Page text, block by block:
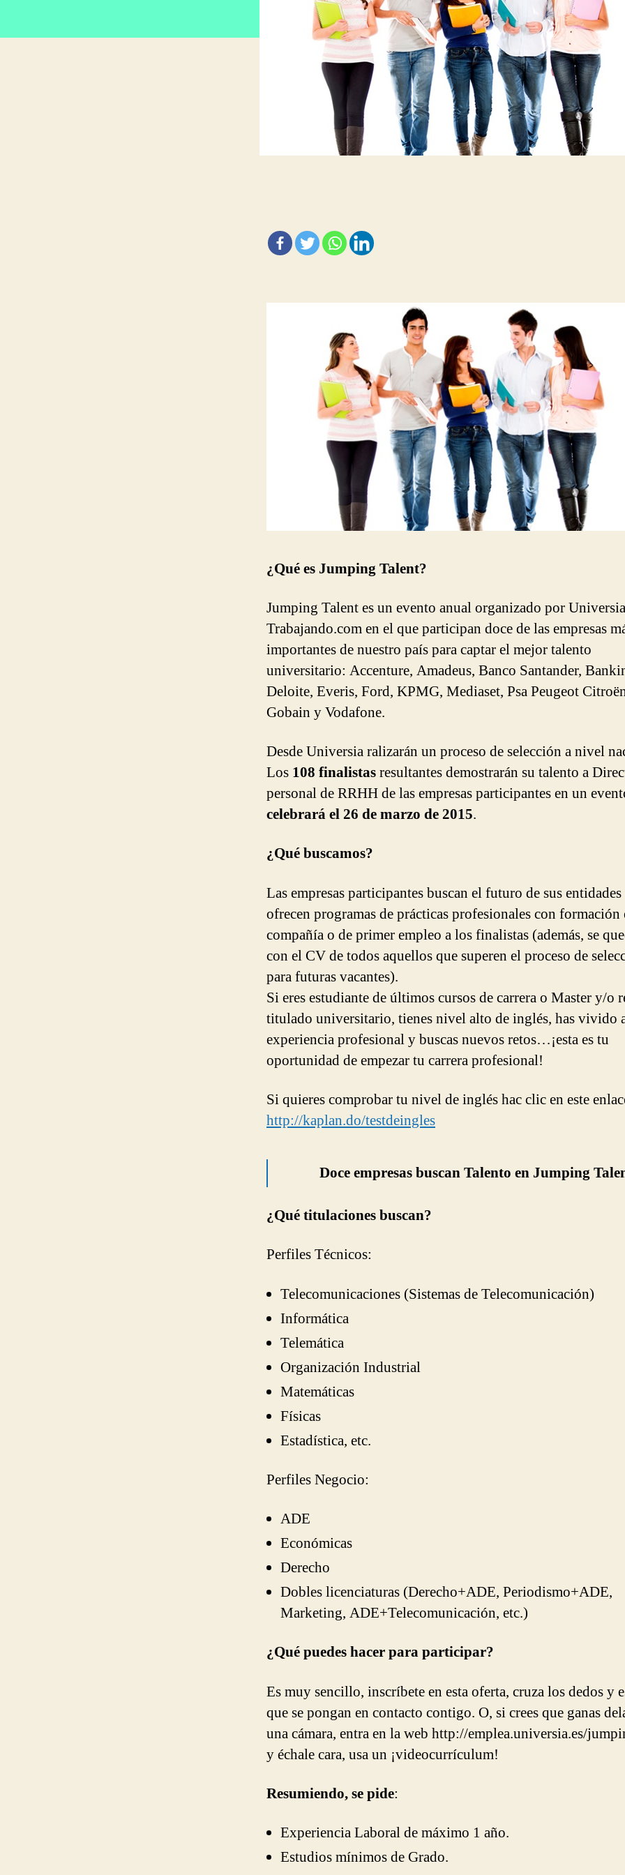
¿Qué es Jumping Talent?
Jumping Talent es un evento anual organizado por
Trabajando.com en el que participan doce de las empresas
importantes de nuestro país para captar el mejor talento
universitario: Accenture, Amadeus, Banco Santander,
Deloite, Everis, Ford, KPMG, Mediaset, Psa Peugeot
Gobain y Vodafone.
Desde Universia ralizarán un proceso de selección a nivel
Los 108 finalistasresultantes demostrarán su talento a
personal de RRHH de las empresas participantes en un
celebrará el 26 de marzo de 2015.
¿Qué buscamos?
Las empresas participantes buscan el futuro de sus
ofrecen programas de prácticas profesionales con formación
compañía o de primer empleo a los finalistas (además, se
con el CV de todos aquellos que superen el proceso de
para futuras vacantes).
Si eres estudiante de últimos cursos de carrera o Master y/o
titulado universitario, tienes nivel alto de inglés, has vivido
experiencia profesional y buscas nuevos retos…¡esta es tu
oportunidad de empezar tu carrera profesional!
Si quieres comprobar tu nivel de inglés hac clic en este
http://kaplan.do/testdeingles
Doce empresas buscan Talento en Jumping
¿Qué titulaciones buscan?
Perfiles Técnicos:
Telecomunicaciones (Sistemas de Telecomunicación)
Informática
Telemática
Organización Industrial
Matemáticas
Físicas
Estadística, etc.
Perfiles Negocio:
ADE
Económicas
Derecho
Dobles licenciaturas (Derecho+ADE, Periodismo+ADE,
Marketing, ADE+Telecomunicación, etc.)
¿Qué puedes hacer para participar?
Es muy sencillo, inscríbete en esta oferta, cruza los dedos y
que se pongan en contacto contigo. O, si crees que ganas
una cámara, entra en la web http://emplea.universia.es/
y échale cara, usa un ¡videocurrículum!
Resumiendo, se pide:
Experiencia Laboral de máximo 1 año.
Estudios mínimos de Grado.